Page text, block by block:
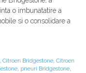
o imbunatatire a
si o consolidare a
, Citroen Bridgestone, Citroen
, pneuri Bridgestone,